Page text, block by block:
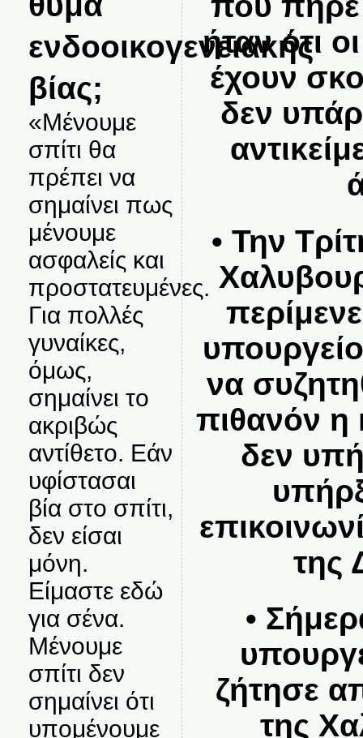
ενδοοικογενειακής
βίας;
«Μένουμε
σπίτι θα
πρέπει να
σημαίνει πως
μένουμε
ασφαλείς και
προστατευμένες.
Για πολλές
γυναίκες,
όμως,
σημαίνει το
ακριβώς
αντίθετο. Εάν
υφίστασαι
βία στο σπίτι,
δεν είσαι
μόνη.
Είμαστε εδώ
για σένα.
Μένουμε
σπίτι δεν
σημαίνει ότι
υπομένουμε
ήταν ότι
έχουν
δεν
• Την
να
πιθανόν η
δεν
της
•
ζήτησε
της